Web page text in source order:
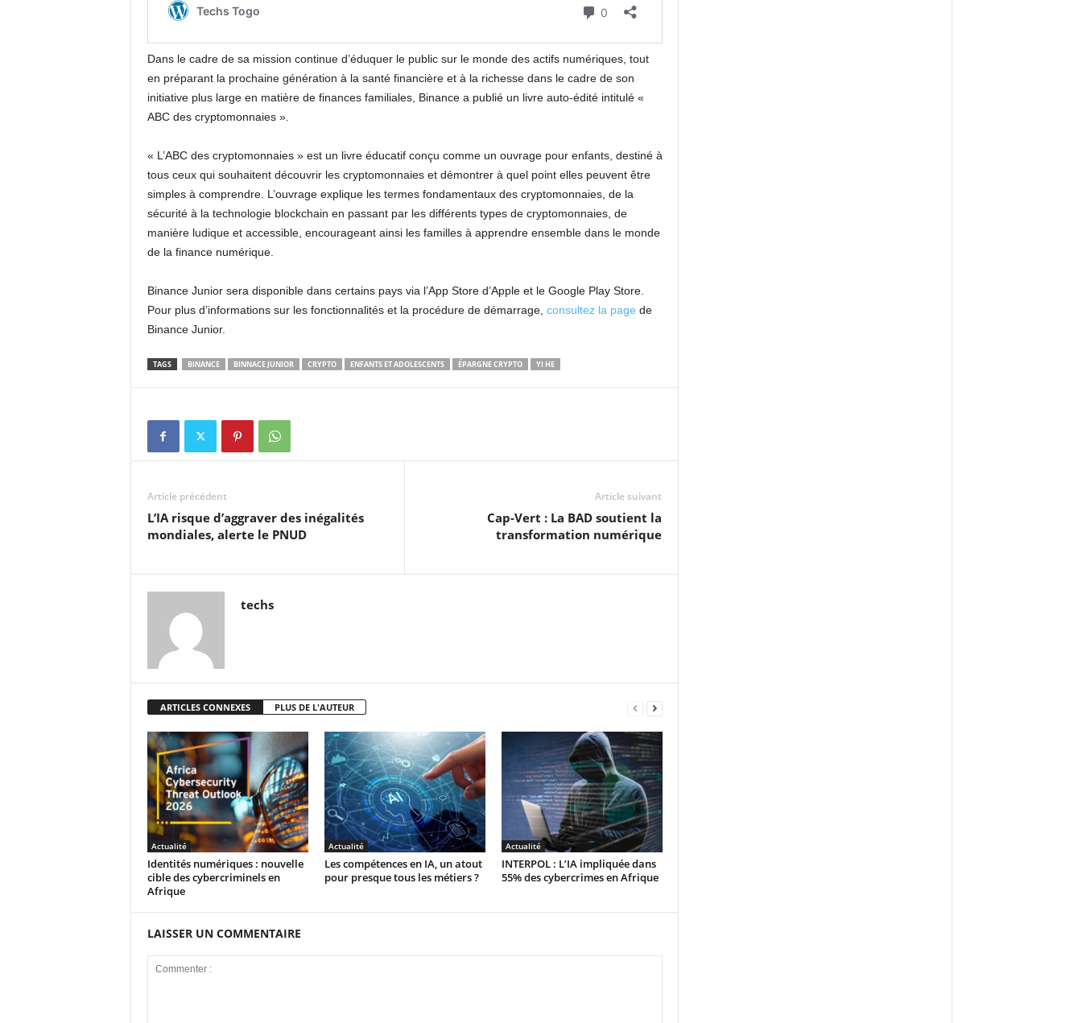
Dans le cadre de sa mission continue d’éduquer le public sur le monde des actifs numériques, tout
en préparant la prochaine génération à la santé financière et à la richesse dans le cadre de son
initiative plus large en matière de finances familiales, Binance a publié un livre auto-édité intitulé «
ABC des cryptomonnaies ».
« L’ABC des cryptomonnaies » est un livre éducatif conçu comme un ouvrage pour enfants, destiné à
tous ceux qui souhaitent découvrir les cryptomonnaies et démontrer à quel point elles peuvent être
simples à comprendre. L’ouvrage explique les termes fondamentaux des cryptomonnaies, de la
sécurité à la technologie blockchain en passant par les différents types de cryptomonnaies, de
manière ludique et accessible, encourageant ainsi les familles à apprendre ensemble dans le monde
de la finance numérique.
Binance Junior sera disponible dans certains pays via l’App Store d’Apple et le Google Play Store.
Pour plus d’informations sur les fonctionnalités et la procédure de démarrage, consultez la page de
Binance Junior.
TAGS BINANCE BINNACE JUNIOR CRYPTO ENFANTS ET ADOLESCENTS ÉPARGNE CRYPTO YI HE
Article précédent
L’IA risque d’aggraver des inégalités
mondiales, alerte le PNUD
Article suivant
Cap-Vert : La BAD soutient la
transformation numérique
techs
ARTICLES CONNEXES PLUS DE L'AUTEUR
Actualité
Identités numériques : nouvelle
cible des cybercriminels en
Afrique
Actualité
Les compétences en IA, un atout
pour presque tous les métiers ?
Actualité
INTERPOL : L’IA impliquée dans
55% des cybercrimes en Afrique
LAISSER UN COMMENTAIRE